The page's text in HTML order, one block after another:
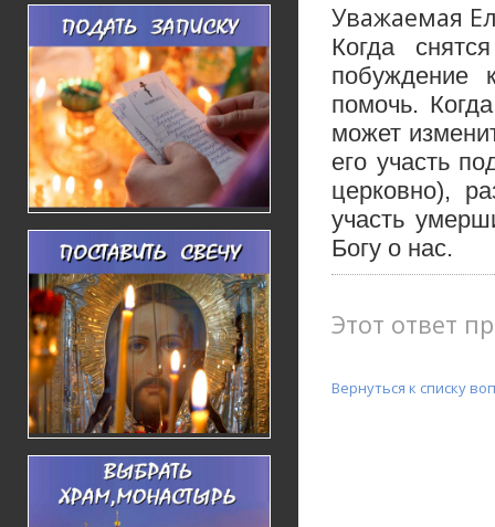
Уважаемая
Когда
помочь.
может
его участь
церковно),
участь
Богу о нас.
Этот ответ
Вернуться к списку